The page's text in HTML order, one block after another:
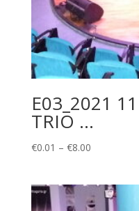
E03_2021
TRIO …
€0.01 – €8.00Price
through